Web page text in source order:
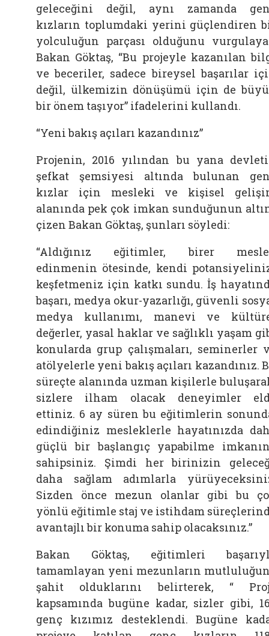
geleceğini değil, aynı zamanda
kızların toplumdaki yerini güçlendiren
yolculuğun parçası olduğunu
Bakan Göktaş, “Bu projeyle kazanılan
ve beceriler, sadece bireysel başarılar
değil, ülkemizin dönüşümü için de
bir önem taşıyor” ifadelerini kullandı.
“Yeni bakış açıları kazandınız”
Projenin, 2016 yılından bu yana
şefkat şemsiyesi altında bulunan
kızlar için mesleki ve kişisel
alanında pek çok imkan sunduğunun
çizen Bakan Göktaş, şunları söyledi:
“Aldığınız eğitimler, birer
edinmenin ötesinde, kendi
keşfetmeniz için katkı sundu. İş
başarı, medya okur-yazarlığı, güvenli
medya kullanımı, manevi ve
değerler, yasal haklar ve sağlıklı yaşam
konularda grup çalışmaları, seminerler
atölyelerle yeni bakış açıları kazandınız.
süreçte alanında uzman kişilerle
sizlere ilham olacak deneyimler
ettiniz. 6 ay süren bu eğitimlerin
edindiğiniz mesleklerle hayatınızda
güçlü bir başlangıç yapabilme
sahipsiniz. Şimdi her birinizin
daha sağlam adımlarla
Sizden önce mezun olanlar gibi bu
yönlü eğitimle staj ve istihdam
avantajlı bir konuma sahip olacaksınız.”
Bakan Göktaş, eğitimleri
tamamlayan yeni mezunların
şahit olduklarını belirterek, “
kapsamında bugüne kadar, sizler gibi,
genç kızımız desteklendi. Bugüne